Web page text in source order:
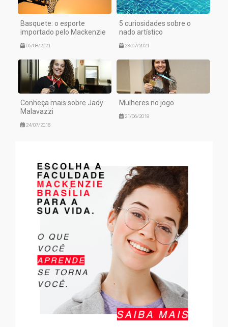
Basquete: o esporte
importado pelo Mackenzie
05/08/2021
5 curiosidades sobre o
nado artístico
23/07/2021
Conheça mais sobre Jady
Malavazzi
24/07/2018
Mulheres no jogo
21/06/2018